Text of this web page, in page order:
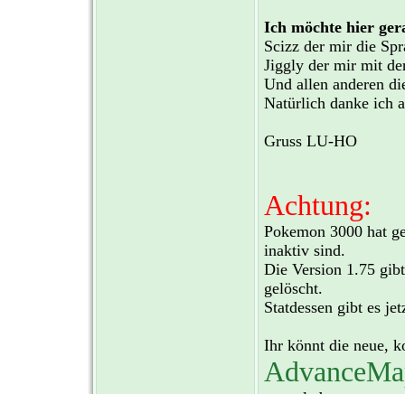
Ich möchte hier
Scizz der mir die
Jiggly der mir mit
Und allen anderen
Natürlich danke ich
Gruss LU-HO
Achtung:
Pokemon 3000 hat
inaktiv sind.
Die Version 1.75
gelöscht.
Statdessen gibt es
Ihr könnt die neue,